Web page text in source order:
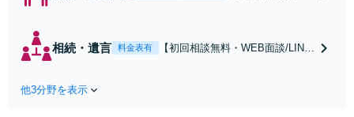
倫の早期解決】
相続・遺言 料金表有
【初回相談無料・WEB面談/LINE
他3分野を表示